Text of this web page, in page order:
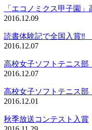
「エコノミクス甲子園
2016.12.09
読書体験記で全国入賞
2016.12.07
高校女子ソフトテニス
2016.12.07
高校女子ソフトテニス
2016.12.01
秋季放送コンテスト入賞